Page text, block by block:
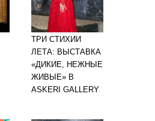
ТРИ СТИХИИ
ЛЕТА: ВЫСТАВКА
«ДИКИЕ, НЕЖНЫЕ
ЖИВЫЕ» В
ASKERI GALLERY